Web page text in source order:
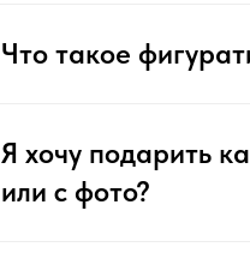
Что такое
Я хочу подарить
или с фото?